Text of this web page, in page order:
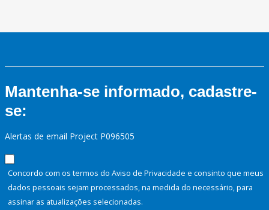
Mantenha-se informado, cadastre-
se:
Alertas de email Project P096505
Concordo com os termos do Aviso de Privacidade e consinto que meus
dados pessoais sejam processados, na medida do necessário, para
assinar as atualizações selecionadas.